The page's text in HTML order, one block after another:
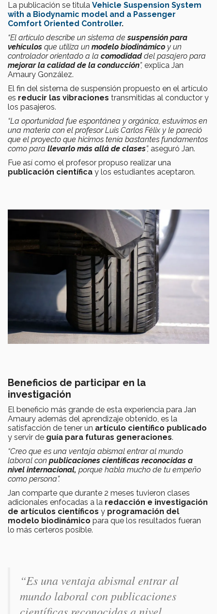
La publicación se titula Vehicle Suspension System
with a Biodynamic model and a Passenger
Comfort Oriented Controller.
“El artículo describe un sistema desuspensión para
vehículos que utiliza un modelo biodinámico y un
controlador orientado a la comodidaddel pasajero para
mejorar la calidad de la conducción”, explica Jan
Amaury González.
El fin del sistema de suspensión propuesto en el artículo
es reducir las vibraciones transmitidas al conductor y
los pasajeros.
“La oportunidad fue espontánea y orgánica, estuvimos en
una materia con el profesor Luis Carlos Félix y le pareció
que el proyecto que hicimos tenía bastantes fundamentos
como para llevarlo más allá de clases”, aseguró Jan.
Fue así como el profesor propuso realizar una
publicación científica y los estudiantes aceptaron.
Beneficios de participar en la
investigación
El beneficio más grande de esta experiencia para Jan
Amaury además del aprendizaje obtenido, es la
satisfacción de tener un artículo científico publicado
y servir de guía para futuras generaciones.
“Creo que es una ventaja abismal entrar al mundo
laboral con publicaciones científicas reconocidas a
nivel internacional, porque habla mucho de tu empeño
como persona”.
Jan comparte que durante 2 meses tuvieron clases
adicionales enfocadas a la redacción e investigación
de artículos científicos y programación del
modelo biodinámico para que los resultados fueran
lo más certeros posible.
“Es una ventaja abismal entrar al
mundo laboral con publicaciones